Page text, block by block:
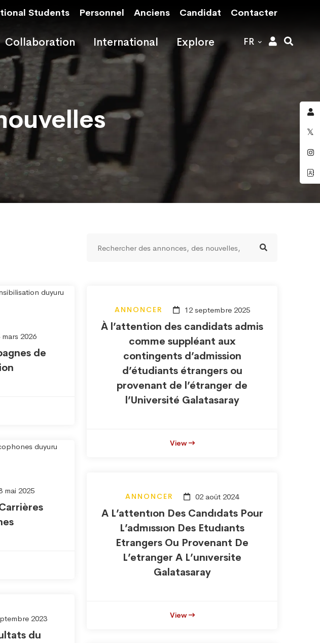
Students Personnel Anciens Candidat Contacter
Collaboration International Explore FR
mars 2026
de
ANNONCER 12 septembre 2025
À l’attention des candidats admis
comme suppléant aux
contingents d’admission
d’étudiants étrangers ou
provenant de l’étranger de
l’Université Galatasaray
View
mai 2025
ANNONCER 02 août 2024
A L’attentıon Des Candıdats Pour
L’admıssıon Des Etudıants
Etrangers Ou Provenant De
L’etranger A L’unıversite
Galatasaray
View
2023
du